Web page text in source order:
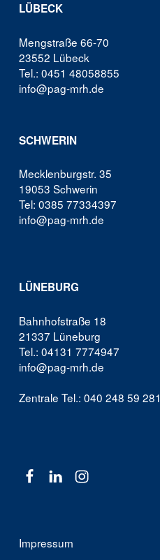
LÜBECK
Mengstraße 66-70
23552 Lübeck
Tel.: 0451 48058855
info@pag-mrh.de
SCHWERIN
Mecklenburgstr. 35
19053 Schwerin
Tel: 0385 77334397
info@pag-mrh.de
LÜNEBURG
Bahnhofstraße 18
21337 Lüneburg
Tel.: 04131 7774947
info@pag-mrh.de
Zentrale Tel.: 040 248 59 281
Facebook
Impressum